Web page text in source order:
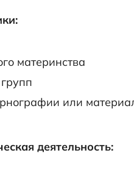
материнства
или
деятельность: